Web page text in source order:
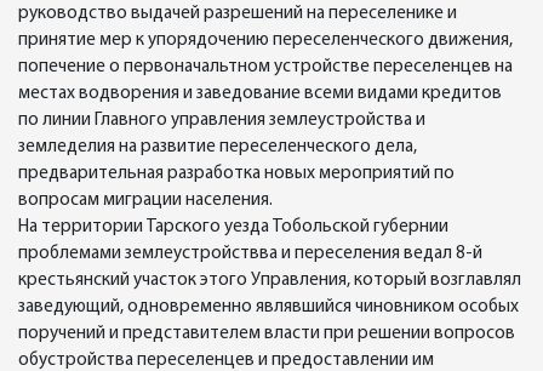
руководство выдачей разрешений на переселенике и
принятие мер к упорядочению переселенческого движения,
попечение о первоначальтном устройстве переселенцев на
местах водворения и заведование всеми видами кредитов
по линии Главного управления землеустройства и
земледелия на развитие переселенческого дела,
предварительная разработка новых мероприятий по
вопросам миграции населения.
На территории Тарского уезда Тобольской губернии
проблемами землеустройствва и переселения ведал 8-й
крестьянский участок этого Управления, который возглавлял
заведующий, одновременно являвшийся чиновником особых
поручений и представителем власти при решении вопросов
обустройства переселенцев и предоставлении им